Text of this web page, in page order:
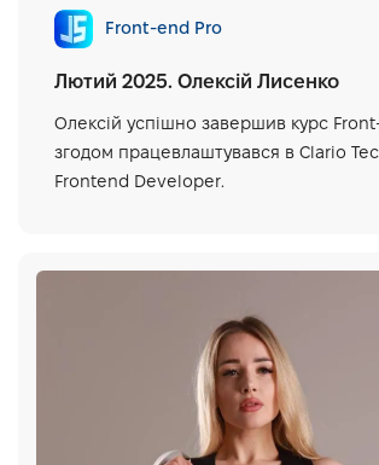
Front-end Pro
Лютий 2025. Олексій Лисенко
Олексій успішно завершив курс
згодом працевлаштувався в Clario
Frontend Developer.